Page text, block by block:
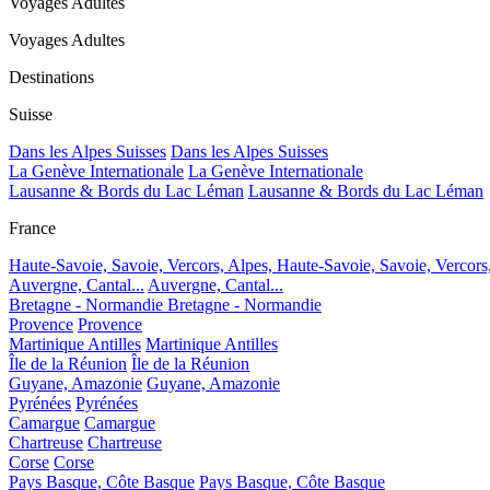
Voyages Adultes
Destinations
Suisse
Dans les Alpes Suisses Dans les Alpes Suisses
La Genève Internationale La Genève Internationale
Lausanne & Bords du Lac Léman Lausanne & Bords du Lac Léman
France
Haute-Savoie, Savoie, Vercors, Alpes, Haute-Savoie, Savoie,
Auvergne, Cantal... Auvergne, Cantal...
Bretagne - Normandie Bretagne - Normandie
Provence Provence
Martinique Antilles Martinique Antilles
Île de la Réunion Île de la Réunion
Guyane, Amazonie Guyane, Amazonie
Pyrénées Pyrénées
Camargue Camargue
Chartreuse Chartreuse
Corse Corse
Pays Basque, Côte Basque Pays Basque, Côte Basque